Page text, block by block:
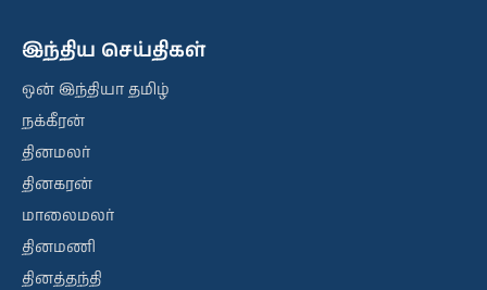
இந்திய செய்திகள்
ஒன் இந்தியா தமிழ்
நக்கீரன்
தினமலர்
தினகரன்
மாலைமலர்
தினமணி
தினத்தந்தி